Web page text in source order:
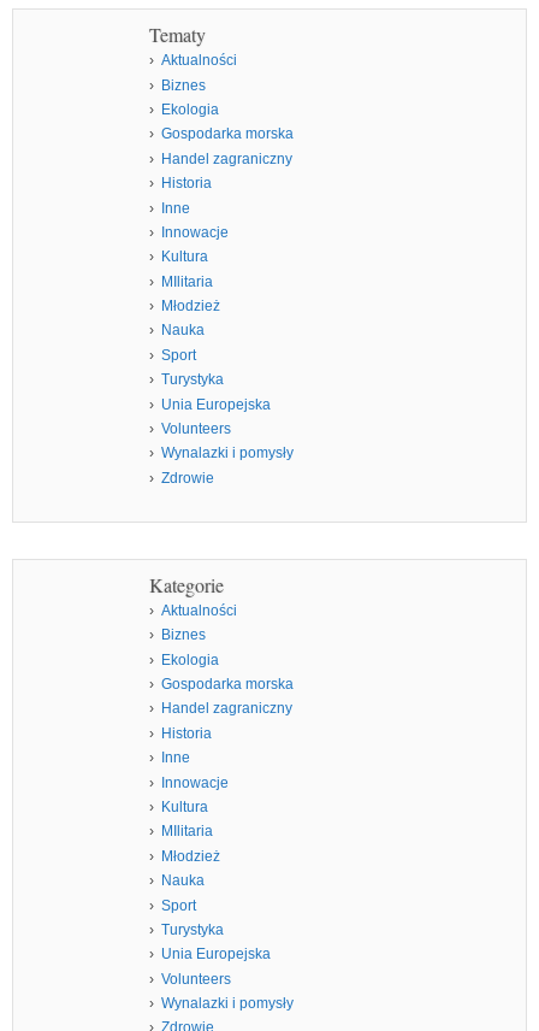
Tematy
Aktualności
Biznes
Ekologia
Gospodarka morska
Handel zagraniczny
Historia
Inne
Innowacje
Kultura
MIlitaria
Młodzież
Nauka
Sport
Turystyka
Unia Europejska
Volunteers
Wynalazki i pomysły
Zdrowie
Kategorie
Aktualności
Biznes
Ekologia
Gospodarka morska
Handel zagraniczny
Historia
Inne
Innowacje
Kultura
MIlitaria
Młodzież
Nauka
Sport
Turystyka
Unia Europejska
Volunteers
Wynalazki i pomysły